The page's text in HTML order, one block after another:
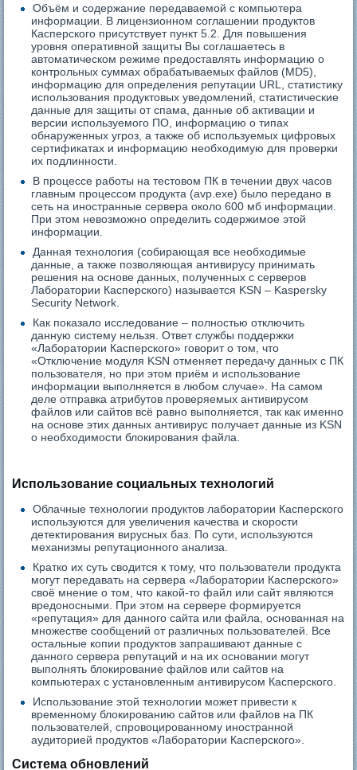
Объём и содержание передаваемой с компьютера
информации. В лицензионном соглашении продуктов
Касперского присутствует пункт 5.2. Для повышения
уровня оперативной защиты Вы соглашаетесь в
автоматическом режиме предоставлять информацию о
контрольных суммах обрабатываемых файлов (MD5),
информацию для определения репутации URL, статистику
использования продуктовых уведомлений, статистические
данные для защиты от спама, данные об активации и
версии используемого ПО, информацию о типах
обнаруженных угроз, а также об используемых цифровых
сертификатах и информацию необходимую для проверки
их подлинности.
В процессе работы на тестовом ПК в течении двух часов
главным процессом продукта (avp.exe) было передано в
сеть на иностранные сервера около 600 мб информации.
При этом невозможно определить содержимое этой
информации.
Данная технология (собирающая все необходимые
данные, а также позволяющая антивирусу принимать
решения на основе данных, полученных с серверов
Лаборатории Касперского) называется KSN – Kaspersky
Security Network.
Как показало исследование – полностью отключить
данную систему нельзя. Ответ службы поддержки
«Лаборатории Касперского» говорит о том, что
«Отключение модуля KSN отменяет передачу данных с ПК
пользователя, но при этом приём и использование
информации выполняется в любом случае». На самом
деле отправка атрибутов проверяемых антивирусом
файлов или сайтов всё равно выполняется, так как именно
на основе этих данных антивирус получает данные из KSN
о необходимости блокирования файла.
Использование социальных технологий
Облачные технологии продуктов лаборатории Касперского
используются для увеличения качества и скорости
детектирования вирусных баз. По сути, используются
механизмы репутационного анализа.
Кратко их суть сводится к тому, что пользователи продукта
могут передавать на сервера «Лаборатории Касперского»
своё мнение о том, что какой-то файл или сайт являются
вредоносными. При этом на сервере формируется
«репутация» для данного сайта или файла, основанная на
множестве сообщений от различных пользователей. Все
остальные копии продуктов запрашивают данные с
данного сервера репутаций и на их основании могут
выполнять блокирование файлов или сайтов на
компьютерах с установленным антивирусом Касперского.
Использование этой технологии может привести к
временному блокированию сайтов или файлов на ПК
пользователей, спровоцированному иностранной
аудиторией продуктов «Лаборатории Касперского».
Система обновлений